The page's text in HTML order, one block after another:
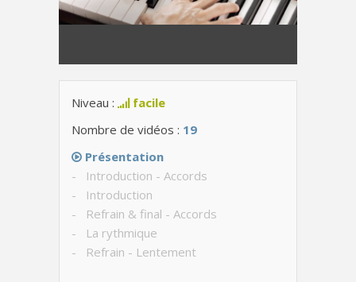
Niveau :
facile
Nombre de vidéos : 19
Présentation
- Introduction - Accords
- Introduction
- Refrain & final - Accords
- La rythmique
- Refrain - Lentement